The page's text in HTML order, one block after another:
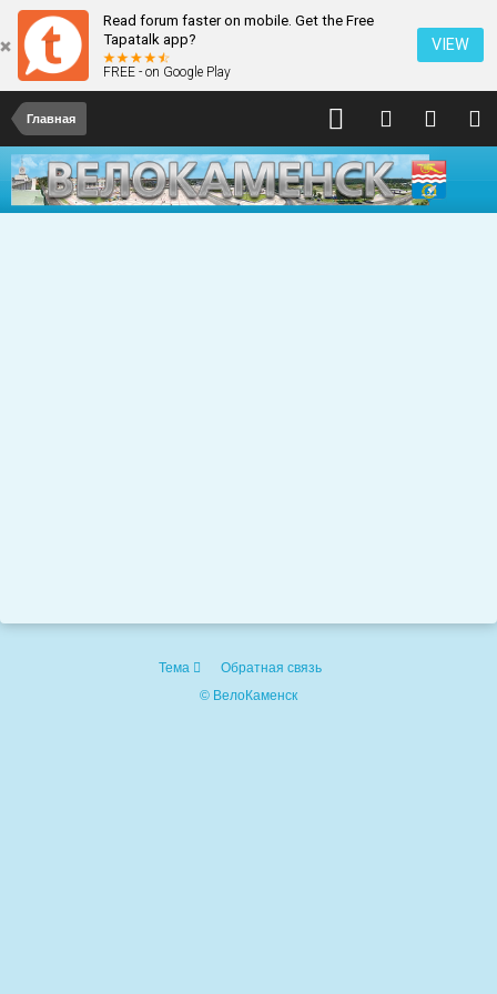
Read forum faster on mobile. Get the Free
Tapatalk app?
FREE - on Google Play
VIEW
Главная
Тема
Обратная связь
© ВелоКаменск